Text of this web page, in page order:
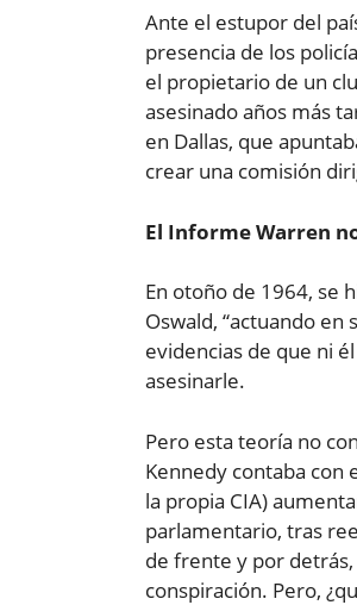
Ante el estupor del
presencia de los
el propietario de un
asesinado años más
en Dallas, que
crear una comisión
El Informe Warren
En otoño de 1964, se
Oswald, “actuando
evidencias de que ni
asesinarle.
Pero esta teoría no
Kennedy contaba con
la propia CIA)
parlamentario, tras
de frente y por
conspiración. Pero,